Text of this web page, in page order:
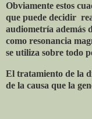
Obviamente estos
que puede decidir
audiometría además
como resonancia
se utiliza sobre todo
El tratamiento de la
de la causa que la